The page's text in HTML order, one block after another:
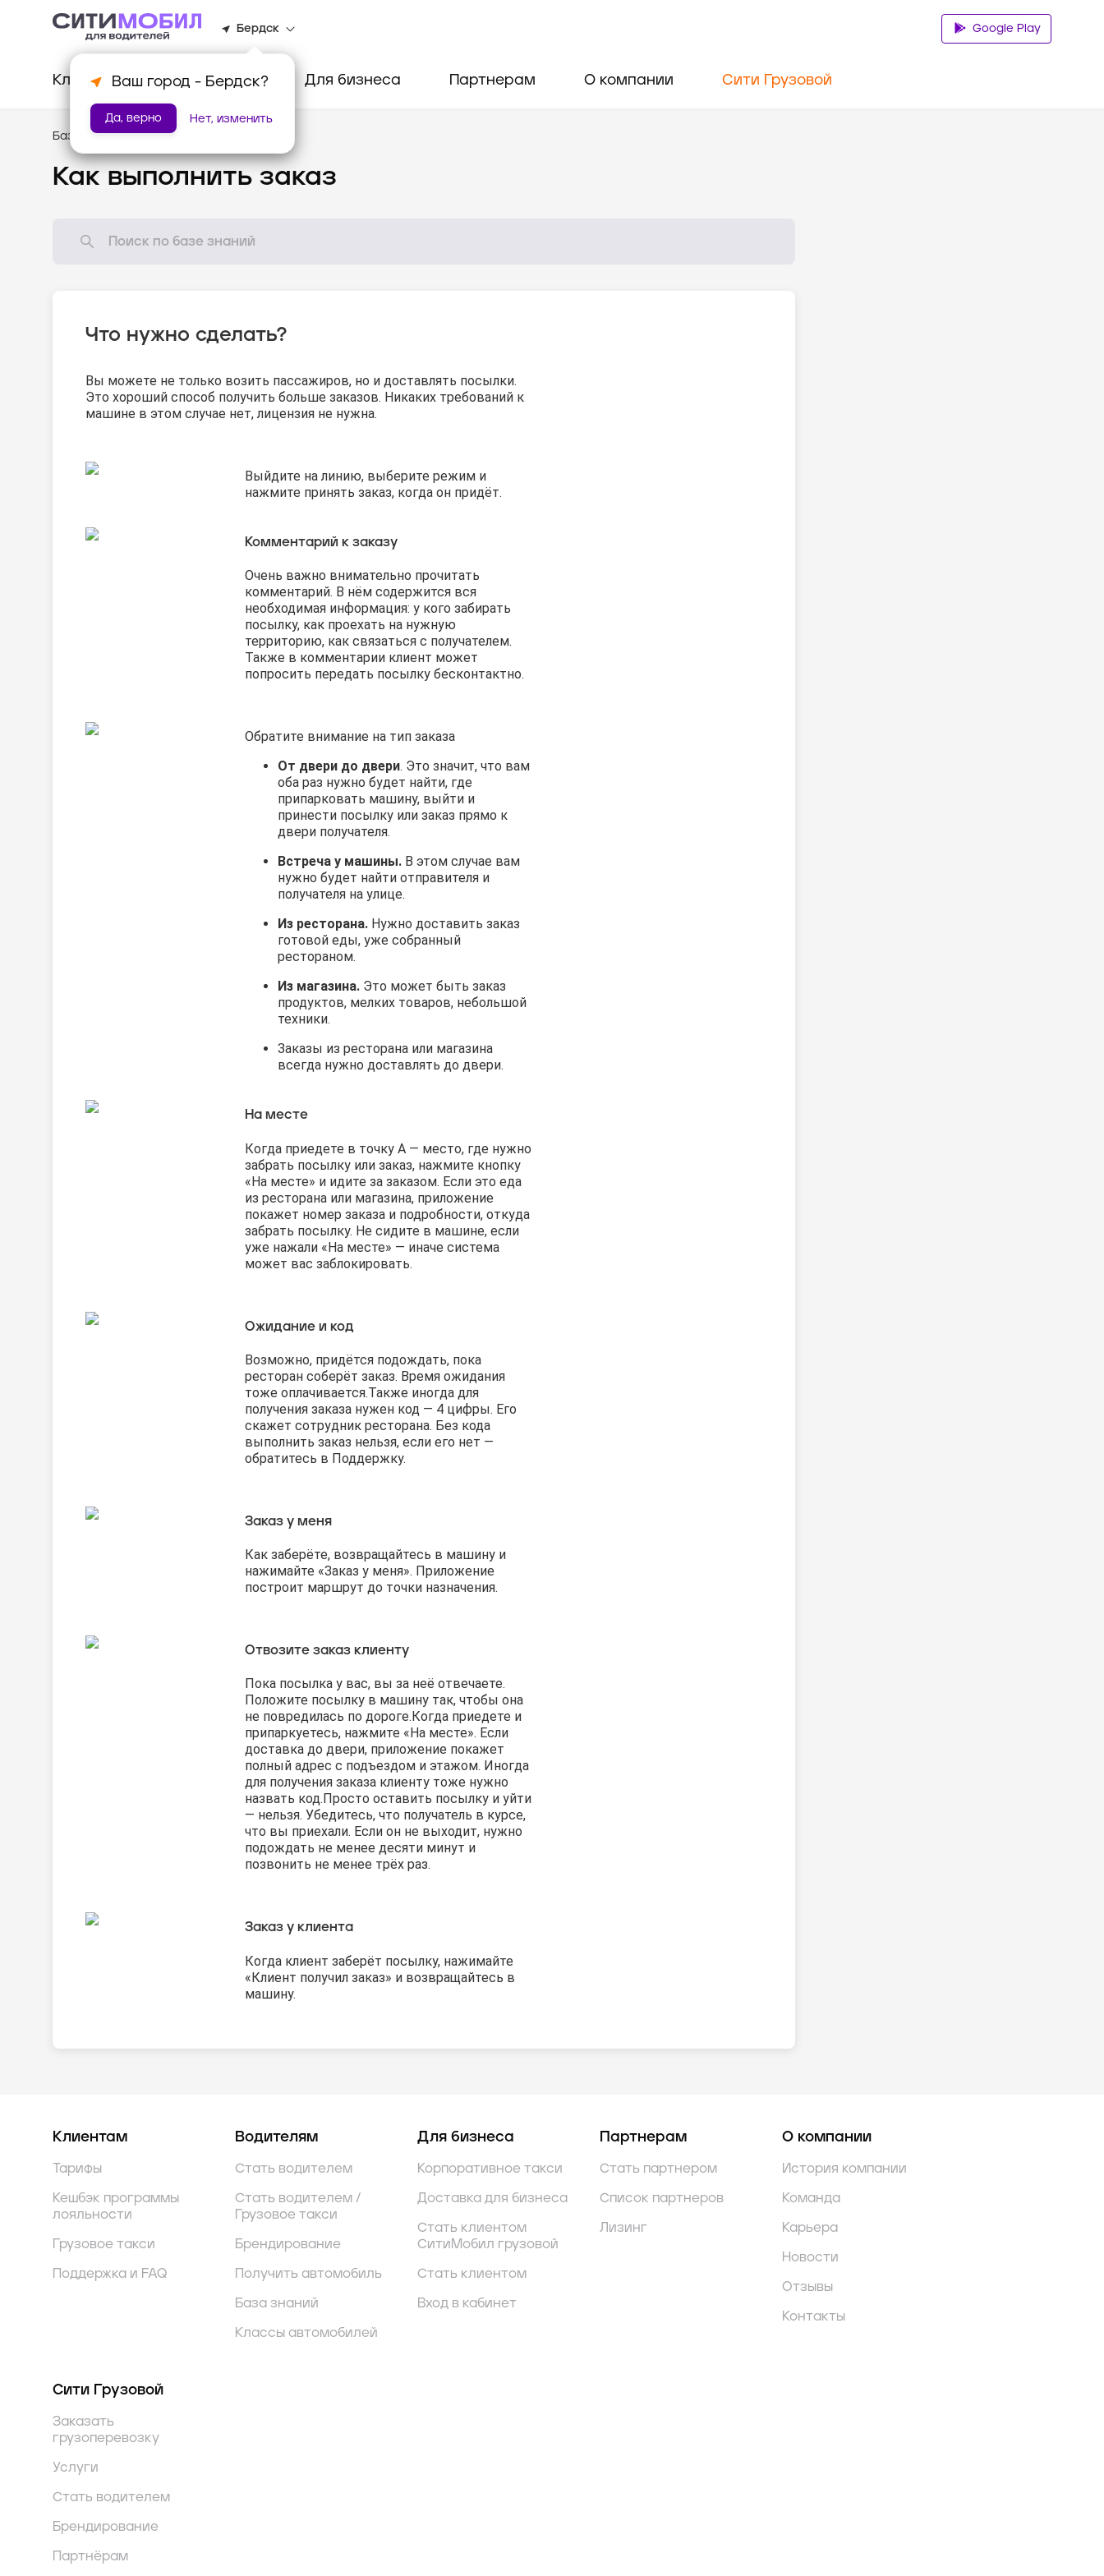
Бердск
Ваш город - Бердск?
Да, верно Нет, изменить
Google Play
Клиентам Водителям Для бизнеса Партнерам О компании Сити Грузовой
База знаний /Доставка
Как выполнить заказ
Что нужно сделать?
Вы можете не только возить пассажиров, но и доставлять посылки.
Это хороший способ получить больше заказов. Никаких требований к
машине в этом случае нет, лицензия не нужна.
Выйдите на линию, выберите режим и
нажмите принять заказ, когда он придёт.
Комментарий к заказу
Очень важно внимательно прочитать
комментарий. В нём содержится вся
необходимая информация: у кого забирать
посылку, как проехать на нужную
территорию, как связаться с получателем.
Также в комментарии клиент может
попросить передать посылку бесконтактно.
Обратите внимание на тип заказа
От двери до двери. Это значит, что вам
оба раз нужно будет найти, где
припарковать машину, выйти и
принести посылку или заказ прямо к
двери получателя.
Встреча у машины. В этом случае вам
нужно будет найти отправителя и
получателя на улице.
Из ресторана. Нужно доставить заказ
готовой еды, уже собранный
рестораном.
Из магазина. Это может быть заказ
продуктов, мелких товаров, небольшой
техники.
Заказы из ресторана или магазина
всегда нужно доставлять до двери.
На месте
Когда приедете в точку А — место, где нужно
забрать посылку или заказ, нажмите кнопку
«На месте» и идите за заказом. Если это еда
из ресторана или магазина, приложение
покажет номер заказа и подробности, откуда
забрать посылку. Не сидите в машине, если
уже нажали «На месте» — иначе система
может вас заблокировать.
Ожидание и код
Возможно, придётся подождать, пока
ресторан соберёт заказ. Время ожидания
тоже оплачивается.Также иногда для
получения заказа нужен код — 4 цифры. Его
скажет сотрудник ресторана. Без кода
выполнить заказ нельзя, если его нет —
обратитесь в Поддержку.
Заказ у меня
Как заберёте, возвращайтесь в машину и
нажимайте «Заказ у меня». Приложение
построит маршрут до точки назначения.
Отвозите заказ клиенту
Пока посылка у вас, вы за неё отвечаете.
Положите посылку в машину так, чтобы она
не повредилась по дороге. Когда приедете и
припаркуетесь, нажмите «На месте». Если
доставка до двери, приложение покажет
полный адрес с подъездом и этажом. Иногда
для получения заказа клиенту тоже нужно
назвать код. Просто оставить посылку и уйти
— нельзя. Убедитесь, что получатель в курсе,
что вы приехали. Если он не выходит, нужно
подождать не менее десяти минут и
позвонить не менее трёх раз.
Заказ у клиента
Когда клиент заберёт посылку, нажимайте
«Клиент получил заказ» и возвращайтесь в
машину.
Клиентам
Тарифы
Кешбэк программы
лояльности
Грузовое такси
Поддержка и FAQ
Водителям
Стать водителем
Стать водителем /
Грузовое такси
Брендирование
Получить автомобиль
База знаний
Классы автомобилей
Для бизнеса
Корпоративное такси
Доставка для бизнеса
Стать клиентом
СитиМобил грузовой
Стать клиентом
Вход в кабинет
Партнерам
Стать партнером
Список партнеров
Лизинг
О компании
История компании
Команда
Карьера
Новости
Отзывы
Контакты
Сити Грузовой
Заказать
грузоперевозку
Услуги
Стать водителем
Брендирование
Партнёрам